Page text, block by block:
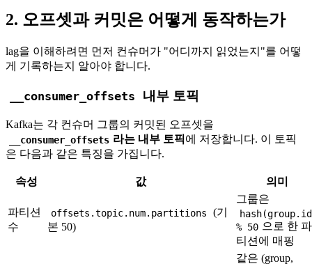
2. 오프셋과 커밋은 어떻게 동작하는가
lag을 이해하려면 먼저 컨슈머가 "어디까지 읽었는지"를 어떻
게 기록하는지 알아야 합니다.
__consumer_offsets 내부 토픽
Kafka는 각 컨슈머 그룹의 커밋된 오프셋을
__consumer_offsets 라는 내부 토픽에 저장합니다. 이 토픽
은 다음과 같은 특징을 가집니다.
속성 값 의미
파티션
수
offsets.topic.num.partitions
(기
본 50)
그룹은
% 50 으로 한 파
티션에 매핑
같은 (group,